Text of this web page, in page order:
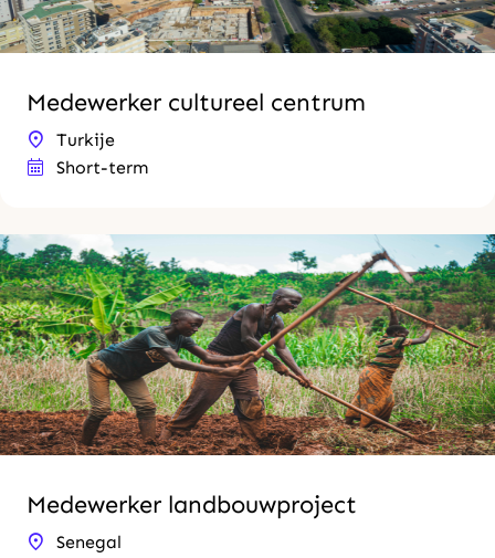
Medewerker cultureel centrum
Turkije
Short-term
Medewerker landbouwproject
Senegal